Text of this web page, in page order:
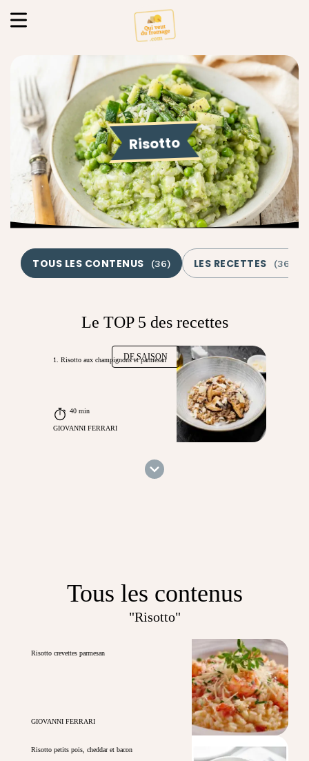
Risotto
TOUS LES CONTENUS (36) LES RECETTES (36
Le TOP 5 des recettes
DE SAISON
1. Risotto aux champignons et parmesan
40 min
GIOVANNI FERRARI
Tous les contenus
"Risotto"
Risotto crevettes parmesan
GIOVANNI FERRARI
Risotto petits pois, cheddar et bacon